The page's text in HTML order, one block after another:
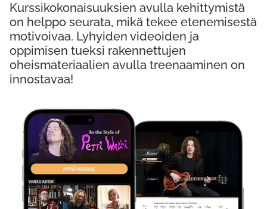
Kokeile Ilmaiseksi
Kurssikokonaisuuksien avulla kehittymistä
on helppo seurata, mikä tekee etenemisestä
motivoivaa. Lyhyiden videoiden ja
oppimisen tueksi rakennettujen
oheismateriaalien avulla treenaaminen on
innostavaa!